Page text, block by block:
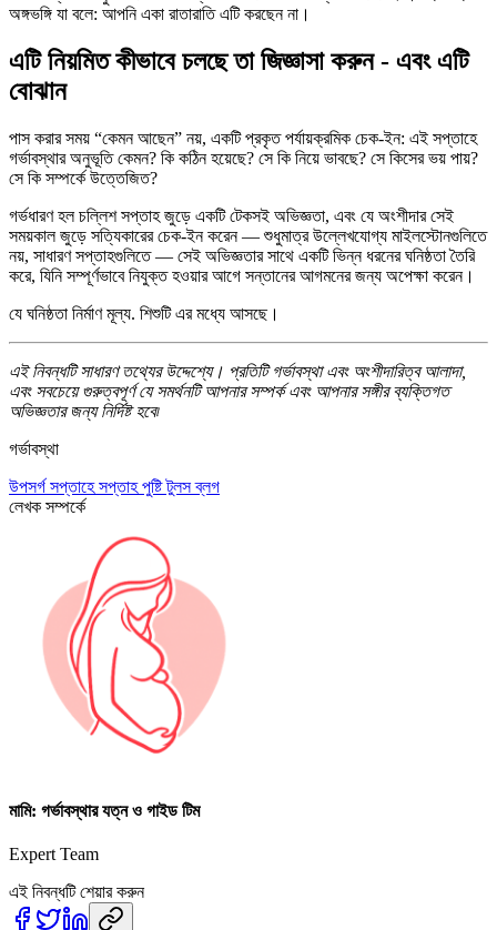
অঙ্গভঙ্গি যা বলে: আপনি একা রাতারাতি এটি করছেন না।
এটি নিয়মিত কীভাবে চলছে তা জিজ্ঞাসা করুন - এবং এটি
বোঝান
পাস করার সময় “কেমন আছেন” নয়, একটি প্রকৃত পর্যায়ক্রমিক চেক-ইন: এই সপ্তাহে
গর্ভাবস্থার অনুভূতি কেমন? কি কঠিন হয়েছে? সে কি নিয়ে ভাবছে? সে কিসের ভয় পায়?
সে কি সম্পর্কে উত্তেজিত?
গর্ভধারণ হল চল্লিশ সপ্তাহ জুড়ে একটি টেকসই অভিজ্ঞতা, এবং যে অংশীদার সেই
সময়কাল জুড়ে সত্যিকারের চেক-ইন করেন — শুধুমাত্র উল্লেখযোগ্য মাইলস্টোনগুলিতে
নয়, সাধারণ সপ্তাহগুলিতে — সেই অভিজ্ঞতার সাথে একটি ভিন্ন ধরনের ঘনিষ্ঠতা তৈরি
করে, যিনি সম্পূর্ণভাবে নিযুক্ত হওয়ার আগে সন্তানের আগমনের জন্য অপেক্ষা করেন।
যে ঘনিষ্ঠতা নির্মাণ মূল্য. শিশুটি এর মধ্যে আসছে।
এই নিবন্ধটি সাধারণ তথ্যের উদ্দেশ্যে। প্রতিটি গর্ভাবস্থা এবং অংশীদারিত্ব আলাদা,
এবং সবচেয়ে গুরুত্বপূর্ণ যে সমর্থনটি আপনার সম্পর্ক এবং আপনার সঙ্গীর ব্যক্তিগত
অভিজ্ঞতার জন্য নির্দিষ্ট হবে৷
গর্ভাবস্থা
উপসর্গ সপ্তাহে সপ্তাহপুষ্টিটুলসব্লগ
লেখক সম্পর্কে
মামি: গর্ভাবস্থার যত্ন ও গাইড টিম
Expert Team
এই নিবন্ধটি শেয়ার করুন